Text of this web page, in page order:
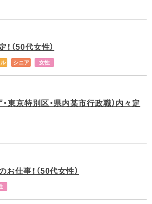
（50代女性）
シニア 女性
東京特別区・県内某市行政職）内々定
仕事！（50代女性）